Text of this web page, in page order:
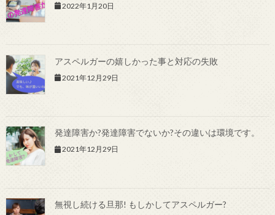
2022年1月20日
アスペルガーの嬉しかった事と対応の失敗
2021年12月29日
発達障害か?発達障害でないか?その違いは環境です。
2021年12月29日
無視し続ける旦那! もしかしてアスペルガー?